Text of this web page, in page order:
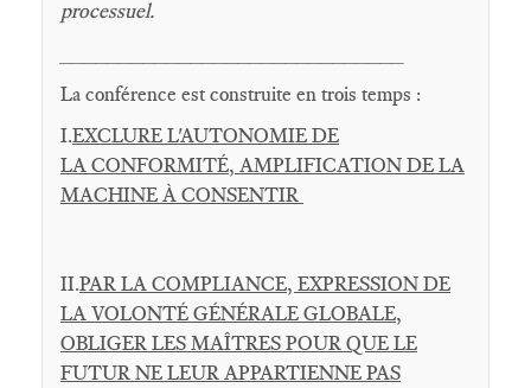
processuel.
La conférence est construite en trois temps :
I.EXCLURE L'AUTONOMIE DE
LA CONFORMITÉ, AMPLIFICATION DE LA
MACHINE À CONSENTIR
II.PAR LA COMPLIANCE, EXPRESSION DE
LA VOLONTÉ GÉNÉRALE GLOBALE,
OBLIGER LES MAÎTRES POUR QUE LE
FUTUR NE LEUR APPARTIENNE PAS